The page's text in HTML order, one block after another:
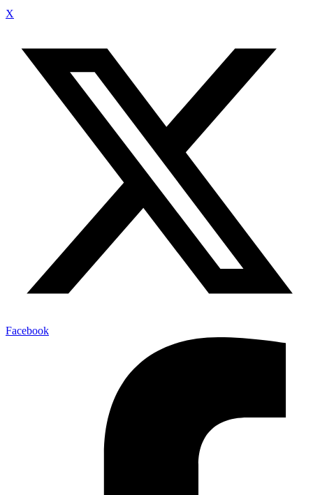
X
Facebook